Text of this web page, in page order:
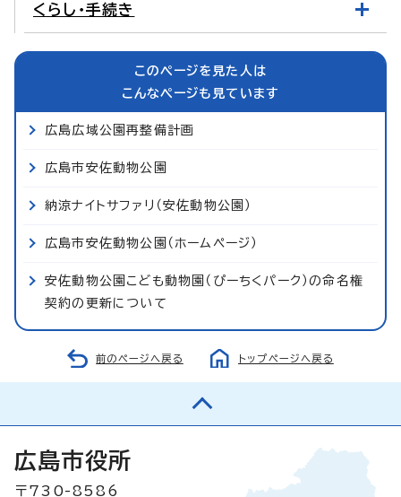
くらし・手続き
このページを見た人は
こんなページも見ています
広島広域公園再整備計画
広島市安佐動物公園
納涼ナイトサファリ（安佐動物公園）
広島市安佐動物公園（ホームページ）
安佐動物公園こども動物園（ぴーちくパーク）の命名権
契約の更新について
前のページへ戻る トップページへ戻る
広島市役所
〒730-8586